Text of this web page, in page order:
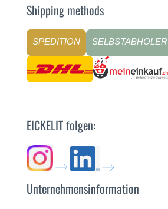
Shipping methods
SPEDITION SELBSTABHOLER
EICKELIT folgen:
Unternehmensinformation